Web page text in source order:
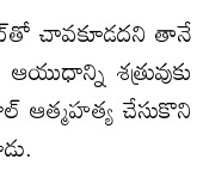
చావకూడదని తానే
శత్రువుకు
ఆత్మహత్య చేసుకొని